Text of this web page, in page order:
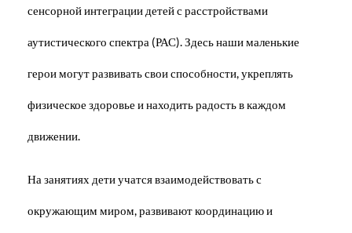
сенсорной интеграции детей с расстройствами
аутистического спектра (РАС). Здесь наши маленькие
герои могут развивать свои способности, укреплять
физическое здоровье и находить радость в каждом
движении.
На занятиях дети учатся взаимодействовать с
окружающим миром, развивают координацию и